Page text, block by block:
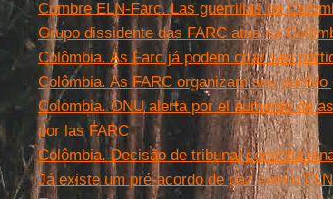
Cumbre ELN-Farc. Las guerrillas de
Grupo dissidente das FARC atua na
Colômbia. As Farc já podem criar seu
Colômbia. As FARC organizam seu
Colombia. ONU alerta por el aumento de
por las FARC
Colômbia. Decisão de tribunal
Já existe um pré-acordo de paz com o